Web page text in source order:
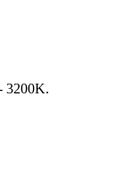
3200K.